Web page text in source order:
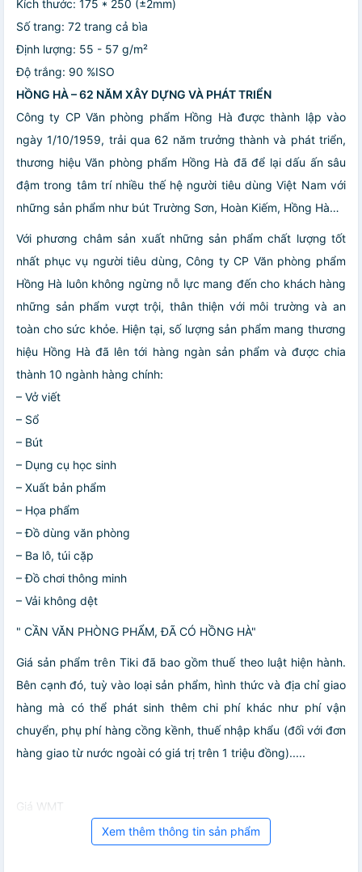
Kích thước: 175 * 250 (±2mm)
Số trang: 72 trang cả bìa
Định lượng: 55 - 57 g/m²
Độ trắng: 90 %ISO
HỒNG HÀ – 62 NĂM XÂY DỰNG VÀ PHÁT TRIỂN
Công ty CP Văn phòng phẩm Hồng Hà được thành lập vào
ngày 1/10/1959, trải qua 62 năm trưởng thành và phát triển,
thương hiệu Văn phòng phẩm Hồng Hà đã để lại dấu ấn sâu
đậm trong tâm trí nhiều thế hệ người tiêu dùng Việt Nam với
những sản phẩm như bút Trường Sơn, Hoàn Kiếm, Hồng Hà…
Với phương châm sản xuất những sản phẩm chất lượng tốt
nhất phục vụ người tiêu dùng, Công ty CP Văn phòng phẩm
Hồng Hà luôn không ngừng nỗ lực mang đến cho khách hàng
những sản phẩm vượt trội, thân thiện với môi trường và an
toàn cho sức khỏe. Hiện tại, số lượng sản phẩm mang thương
hiệu Hồng Hà đã lên tới hàng ngàn sản phẩm và được chia
thành 10 ngành hàng chính:
– Vở viết
– Sổ
– Bút
– Dụng cụ học sinh
– Xuất bản phẩm
– Họa phẩm
– Đồ dùng văn phòng
– Ba lô, túi cặp
– Đồ chơi thông minh
– Vải không dệt
" CẦN VĂN PHÒNG PHẨM, ĐÃ CÓ HỒNG HÀ"
Giá sản phẩm trên Tiki đã bao gồm thuế theo luật hiện hành.
Bên cạnh đó, tuỳ vào loại sản phẩm, hình thức và địa chỉ giao
hàng mà có thể phát sinh thêm chi phí khác như phí vận
chuyển, phụ phí hàng cồng kềnh, thuế nhập khẩu (đối với đơn
hàng giao từ nước ngoài có giá trị trên 1 triệu đồng).....
Giá WMT
Xem thêm thông tin sản phẩm